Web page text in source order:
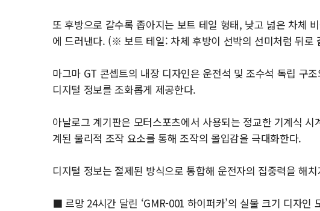
또 후방으로 갈수록 좁아지는 보트 테일 형태, 낮고 넓은 차체
에 드러낸다. (※ 보트 테일: 차체 후방이 선박의 선미처럼 뒤로
마그마 GT 콘셉트의 내장 디자인은 운전석 및 조수석 독립 구
디지털 정보를 조화롭게 제공한다.
아날로그 계기판은 모터스포츠에서 사용되는 정교한 기계식
계된 물리적 조작 요소를 통해 조작의 몰입감을 극대화한다.
디지털 정보는 절제된 방식으로 통합해 운전자의 집중력을 해
■ 르망 24시간 달린 ‘GMR-001 하이퍼카’의 실물 크기 디자인